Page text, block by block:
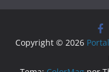
Copyright © 2026